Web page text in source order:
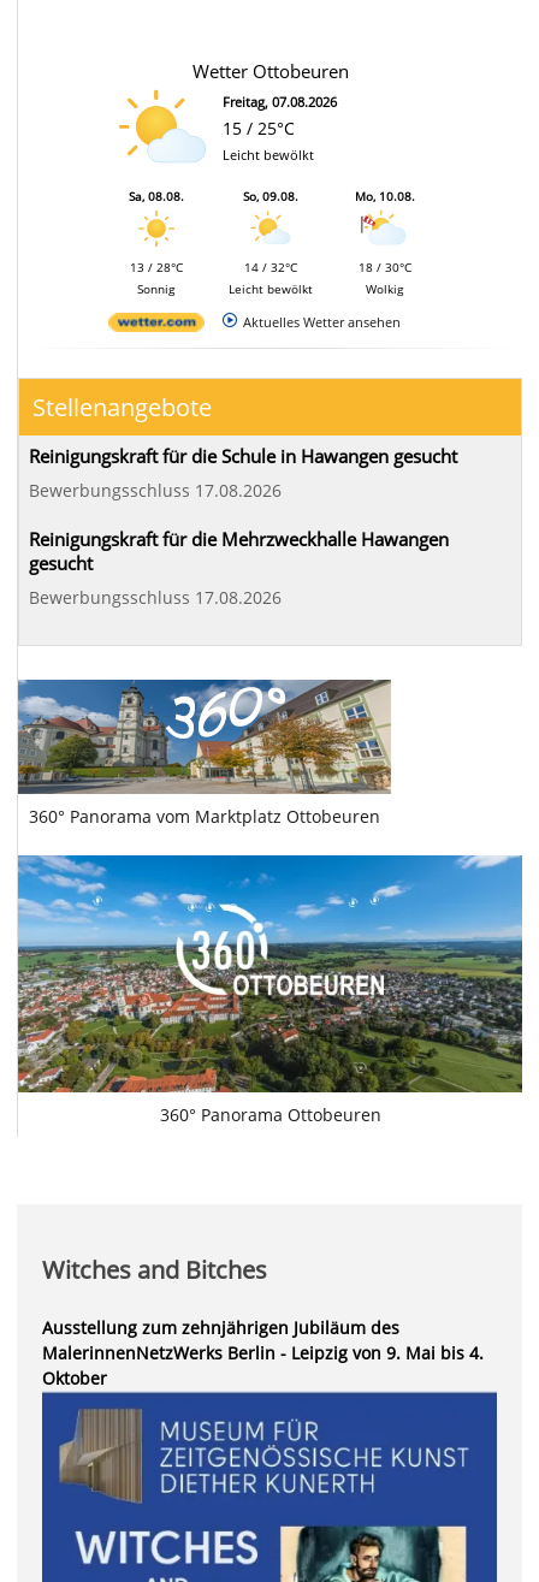
Wetter Ottobeuren
Freitag, 07.08.2026
15 / 25°C
Leicht bewölkt
Sa, 08.08.
13 / 28°C
Sonnig
So, 09.08.
14 / 32°C
Leicht bewölkt
Mo, 10.08.
18 / 30°C
Wolkig
Aktuelles Wetter ansehen
Stellenangebote
Reinigungskraft für die Schule in Hawangen gesucht
Bewerbungsschluss 17.08.2026
Reinigungskraft für die Mehrzweckhalle Hawangen
gesucht
Bewerbungsschluss 17.08.2026
360° Panorama vom Marktplatz Ottobeuren
360° Panorama Ottobeuren
Witches and Bitches
Ausstellung zum zehnjährigen Jubiläum des
MalerinnenNetzWerks Berlin - Leipzig von 9. Mai bis 4.
Oktober